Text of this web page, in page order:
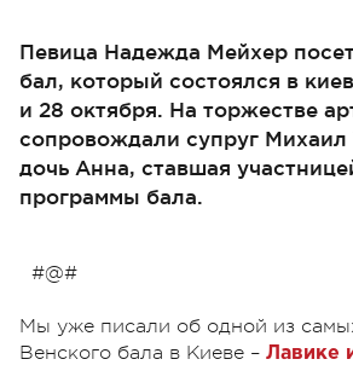
Певица Надежда Мейхер
бал, который состоялся в
и 28 октября. На торжестве
сопровождали супруг
дочь Анна, ставшая
программы бала.
#@#
Мы уже писали об одной из
Венского бала в Киеве – Лавике